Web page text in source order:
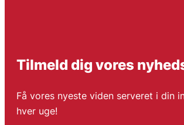
Tilmeld dig vores
Få vores nyeste viden serveret i din
hver uge!